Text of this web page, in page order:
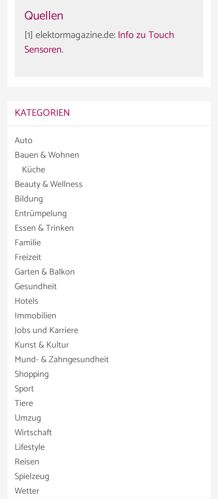
Quellen
[1] elektormagazine.de:Info zu Touch
Sensoren.
KATEGORIEN
Auto
Bauen & Wohnen
Küche
Beauty & Wellness
Bildung
Entrümpelung
Essen & Trinken
Familie
Freizeit
Garten & Balkon
Gesundheit
Hotels
Immobilien
Jobs und Karriere
Kunst & Kultur
Mund- & Zahngesundheit
Shopping
Sport
Tiere
Umzug
Wirtschaft
Lifestyle
Reisen
Spielzeug
Wetter